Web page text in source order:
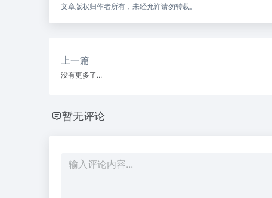
文章版权归作者所有，未经允许请勿转载。
上一篇
没有更多了...
暂无评论